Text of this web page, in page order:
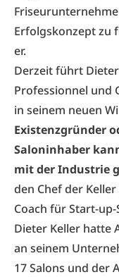
Erfolgskonzept zu
er.
Derzeit führt
Professionnel und
in seinem neuen
Existenzgründer
Saloninhaber
mit der Industrie
den Chef der
Coach für Start-
Dieter Keller hatte
an seinem
17 Salons und der